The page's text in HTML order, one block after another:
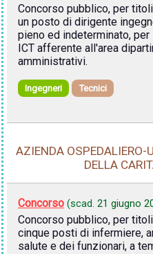
Concorso pubblico, per
un posto di dirigente
pieno ed indeterminato,
ICT afferente all'area
amministrativi.
Ingegneri Tecnici
AZIENDA OSPEDALIERO-
DELLA
Concorso (scad. 21 giugno
Concorso pubblico, per
cinque posti di infermiere,
salute e dei funzionari, a